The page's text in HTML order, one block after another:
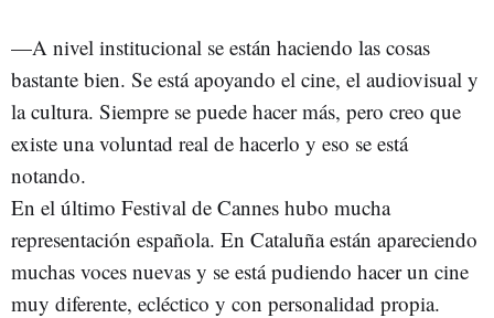
—A nivel institucional se están haciendo las cosas
bastante bien. Se está apoyando el cine, el audiovisual y
la cultura. Siempre se puede hacer más, pero creo que
existe una voluntad real de hacerlo y eso se está
notando.
En el último Festival de Cannes hubo mucha
representación española. En Cataluña están apareciendo
muchas voces nuevas y se está pudiendo hacer un cine
muy diferente, ecléctico y con personalidad propia.